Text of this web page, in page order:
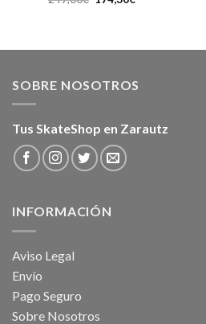
precio
SOBRE NOSOTROS
Tus SkateShop en Zarautz
INFORMACIÓN
Aviso Legal
Envío
Pago Seguro
Sobre Nosotros